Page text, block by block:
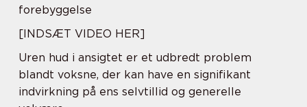
forebyggelse
[INDSÆT VIDEO HER]
Uren hud i ansigtet er et udbredt problem
blandt voksne, der kan have en signifikant
indvirkning på ens selvtillid og generelle